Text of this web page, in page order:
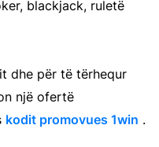
blackjack, ruletë
dhe për të tërhequr
një ofertë
kodit promovues 1win .